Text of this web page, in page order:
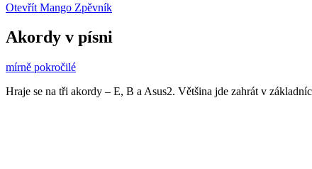
Otevřít Mango Zpěvník
Akordy v písni
mírně pokročilé
Hraje se na tři akordy – E, B a Asus2. Většina jde zahrát v